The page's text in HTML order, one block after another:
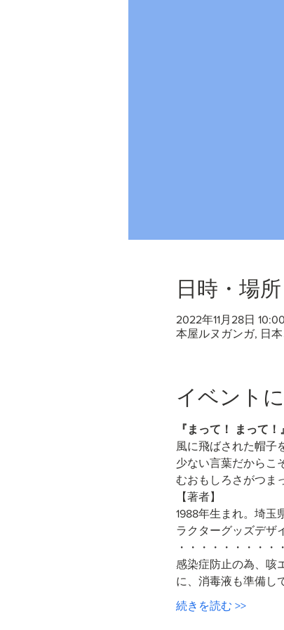
日時・場所
2022年11月28日
本屋ルヌガンガ, 日
イベント
『まって！ まって！』
風に飛ばされた帽子
少ない言葉だからこ
むおもしろさがつま
【著者】
1988年生まれ。埼玉
ラクターグッズデザ
・・・・・・・・・
感染症防止の為、咳
に、消毒液も準備し
続きを読む >>